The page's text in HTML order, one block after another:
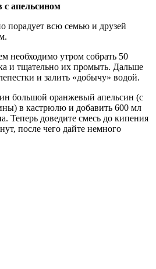
с апельсином
порадует всю семью и друзей
необходимо утром собрать 50
и тщательно их промыть. Дальше
и залить «добычу» водой.
большой оранжевый апельсин (с
в кастрюлю и добавить 600 мл
Теперь доведите смесь до кипения
после чего дайте немного